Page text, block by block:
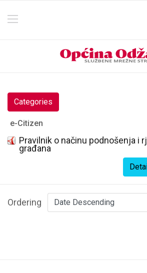
Categories
e-Citizen
Pravilnik o načinu podnošenja i
građana
Ordering